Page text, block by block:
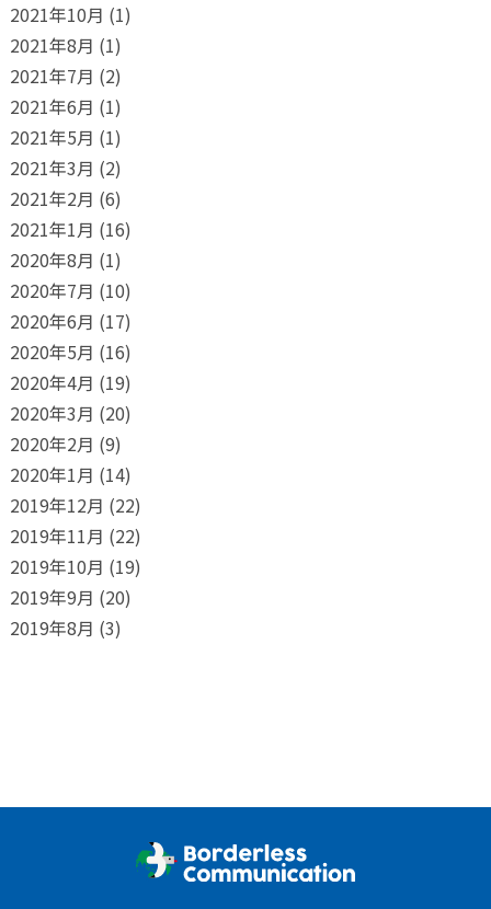
2021年10月 (1)
2021年8月 (1)
2021年7月 (2)
2021年6月 (1)
2021年5月 (1)
2021年3月 (2)
2021年2月 (6)
2021年1月 (16)
2020年8月 (1)
2020年7月 (10)
2020年6月 (17)
2020年5月 (16)
2020年4月 (19)
2020年3月 (20)
2020年2月 (9)
2020年1月 (14)
2019年12月 (22)
2019年11月 (22)
2019年10月 (19)
2019年9月 (20)
2019年8月 (3)